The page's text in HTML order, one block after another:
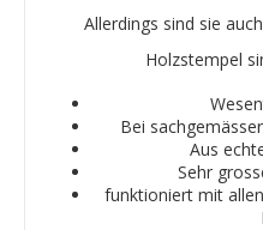
Allerdings sind sie
Holzstempel
Bei
Aus
Sehr
funktioniert mit